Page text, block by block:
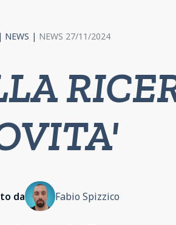
| NEWS | NEWS 27/11/2024
da Fabio Spizzico